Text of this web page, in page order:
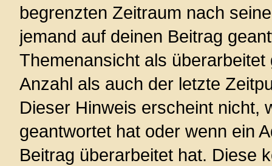
begrenzten Zeitraum nach
jemand auf deinen Beitrag
Themenansicht als
Anzahl als auch der letzte
Dieser Hinweis erscheint nicht,
geantwortet hat oder wenn ein
Beitrag überarbeitet hat. Diese